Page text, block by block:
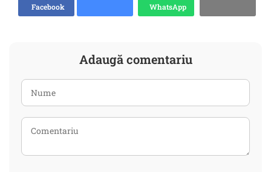
Facebook
WhatsApp
Adaugă comentariu